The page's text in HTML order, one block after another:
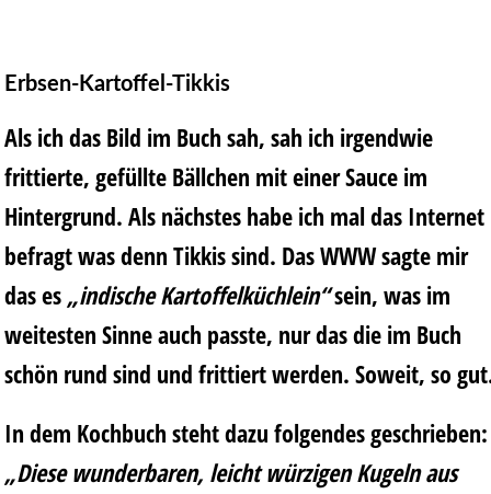
Erbsen-Kartoffel-Tikkis
Als ich das Bild im Buch sah, sah ich irgendwie
frittierte, gefüllte Bällchen mit einer Sauce im
Hintergrund. Als nächstes habe ich mal das Internet
befragt was denn Tikkis sind. Das WWW sagte mir
das es „indische Kartoffelküchlein“sein, was im
weitesten Sinne auch passte, nur das die im Buch
schön rund sind und frittiert werden. Soweit, so
In dem Kochbuch steht dazu folgendes geschrieben:
„Diese wunderbaren, leicht würzigen Kugeln aus